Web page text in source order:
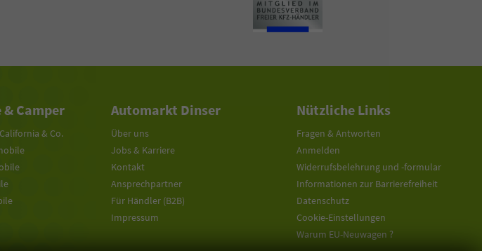
Camper
& Co.
Automarkt Dinser
Über uns
Jobs & Karriere
Kontakt
Ansprechpartner
Für Händler (B2B)
Impressum
Nützliche Links
Fragen & Antworten
Anmelden
Widerrufsbelehrung und -formular
Informationen zur Barrierefreiheit
Datenschutz
Cookie-Einstellungen
Warum EU-Neuwagen ?